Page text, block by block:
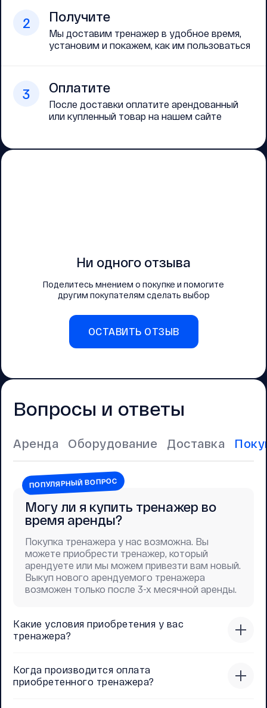
2 Получите
Мы доставим тренажер в удобное время,
установим и покажем, как им пользоваться
3 Оплатите
После доставки оплатите арендованный
или купленный товар на нашем сайте
Ни одного отзыва
Поделитесь мнением о покупке и помогите
другим покупателям сделать выбор
ОСТАВИТЬ ОТЗЫВ
Вопросы и ответы
Аренда Оборудование Доставка
Какие условия приобретения у вас
тренажера?
Когда производится оплата
приобретенного тренажера?
ПОПУЛЯРНЫЙ ВОПРОС
Могу ли я купить тренажер во
время аренды?
Покупка тренажера у нас возможна. Вы
можете приобрести тренажер, который
арендуете или мы можем привезти вам новый.
Выкуп нового арендуемого тренажера
возможен только после 3-х месячной аренды.